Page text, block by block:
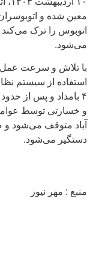
معین شده و
اتوبوس را ترک
می‌شود.
با تلاش و سرعت عمل
استفاده از سیستم
۴ بامداد و پس از
و خسارتی توسط
آباد متوقف می‌شود
دستگیر می‌شود.
منبع : مهر نیوز